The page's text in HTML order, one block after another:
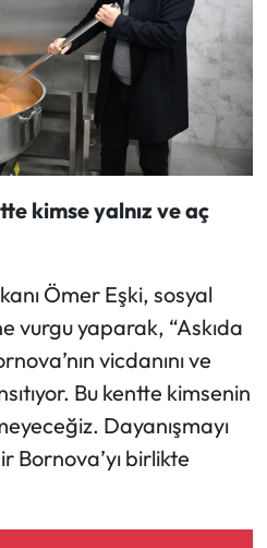
kimse yalnız ve aç
Ömer Eşki, sosyal
vurgu yaparak, “Askıda
vicdanını ve
Bu kentte kimsenin
Dayanışmayı
Bornova’yı birlikte